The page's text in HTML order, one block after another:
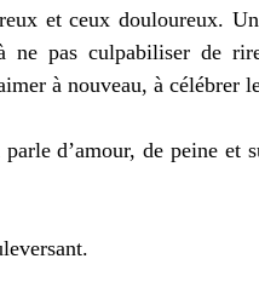
et ceux douloureux.
ne pas culpabiliser de
à nouveau, à célébrer
d’amour, de peine et